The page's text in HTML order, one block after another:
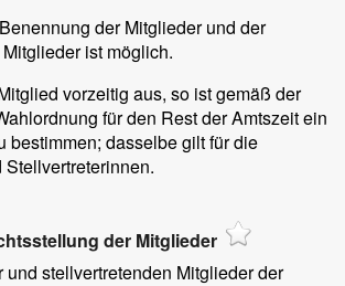
der Mitglieder und der
ist möglich.
vorzeitig aus, so ist gemäß der
für den Rest der Amtszeit ein
bestimmen; dasselbe gilt für die
der Mitglieder
und stellvertretenden Mitglieder der